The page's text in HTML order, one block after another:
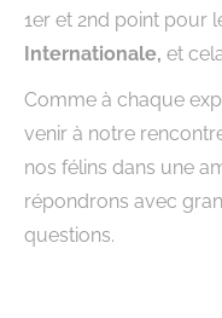
1er et 2nd point pour
Internationale, et
Comme à chaque
venir à notre
nos félins dans une
répondrons avec
questions.